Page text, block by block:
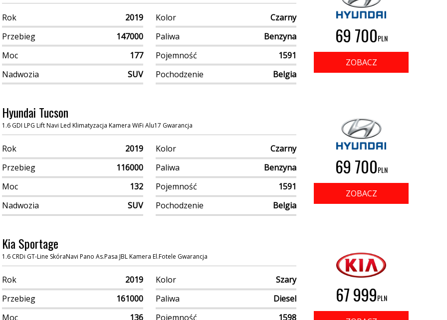
Rok 2019 Kolor
Czarny
Przebieg
147000 Paliwa
Benzyna
Moc
177 Pojemność
1591
Nadwozia
SUV Pochodzenie Belgia
69 700PLN
ZOBACZ
Hyundai Tucson
1.6 GDI LPG Lift Navi Led Klimatyzacja Kamera WiFi Alu17 Gwarancja
Rok 2019 Kolor
Czarny
Przebieg
116000 Paliwa
Benzyna
Moc
132 Pojemność
1591
Nadwozia
SUV Pochodzenie Belgia
69 700PLN
ZOBACZ
Kia Sportage
1.6 CRDi GT-Line SkóraNavi Pano As.Pasa JBL Kamera El.Fotele Gwarancja
Rok 2019 Kolor
Szary
Przebieg
161000 Paliwa
Diesel
Moc
136 Pojemność 1598
67 999PLN